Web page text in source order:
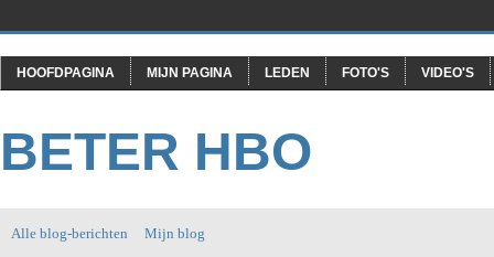
HOOFDPAGINA MIJN PAGINA LEDEN FOTO'S VIDEO'S
BETER HBO
Alle blog-berichten Mijn blog